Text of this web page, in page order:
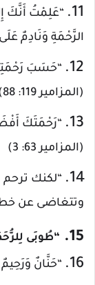
11.
“عَلِمْتُ أَنَّكَ
الرَّحْمَةِ وَنَادِمٌ عَلَى
12.
“حَسَبَ
(المزامير 119: 88)
13.
“رَحْمَتَكَ
(المزامير 63: 3)
14.
“لكنك
وتتغاضى عن خطايا
15. “طُوبَى
16. “حَنَّانٌ وَرَحِيمٌ